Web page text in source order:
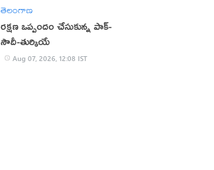
తెలంగాణ
రక్షణ ఒప్పందం చేసుకున్న పాక్‌-
సౌదీ-తుర్కియే
Aug 07, 2026, 12:08 IST